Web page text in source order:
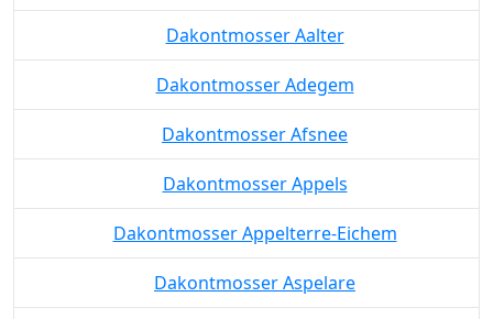
Dakontmosser Aalter
Dakontmosser Adegem
Dakontmosser Afsnee
Dakontmosser Appels
Dakontmosser Appelterre-Eichem
Dakontmosser Aspelare